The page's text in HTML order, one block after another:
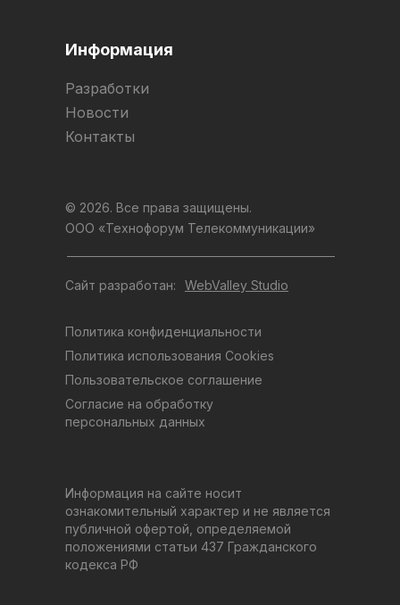
Информация
Разработки
Новости
Контакты
Информация на сайте носит
ознакомительный характер и не является
публичной офертой, определяемой
положениями статьи 437 Гражданского
кодекса РФ
Политика использования Cookies
Согласие на обработку
персональных данных
Пользовательское соглашение
Политика конфиденциальности
© 2026. Все права защищены.
ООО «Технофорум Телекоммуникации»
Сайт разработан: WebValley Studio